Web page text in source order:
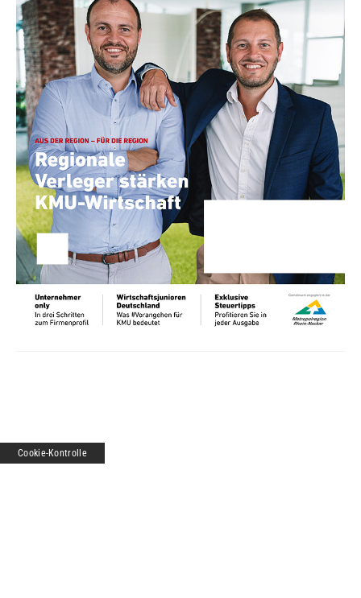
Cookie-Kontrolle